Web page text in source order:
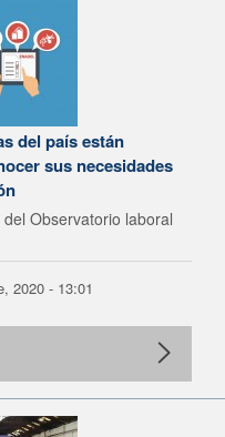
del país están
sus necesidades
Observatorio laboral
2020 - 13:01